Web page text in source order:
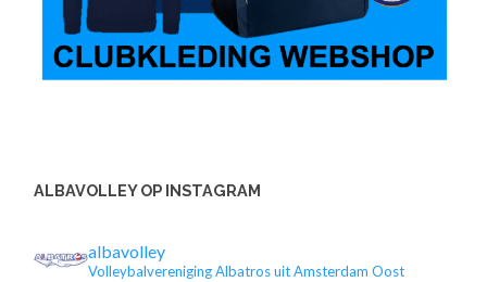
ALBAVOLLEY OP INSTAGRAM
albavolley
Volleybalvereniging Albatros uit Amsterdam Oost